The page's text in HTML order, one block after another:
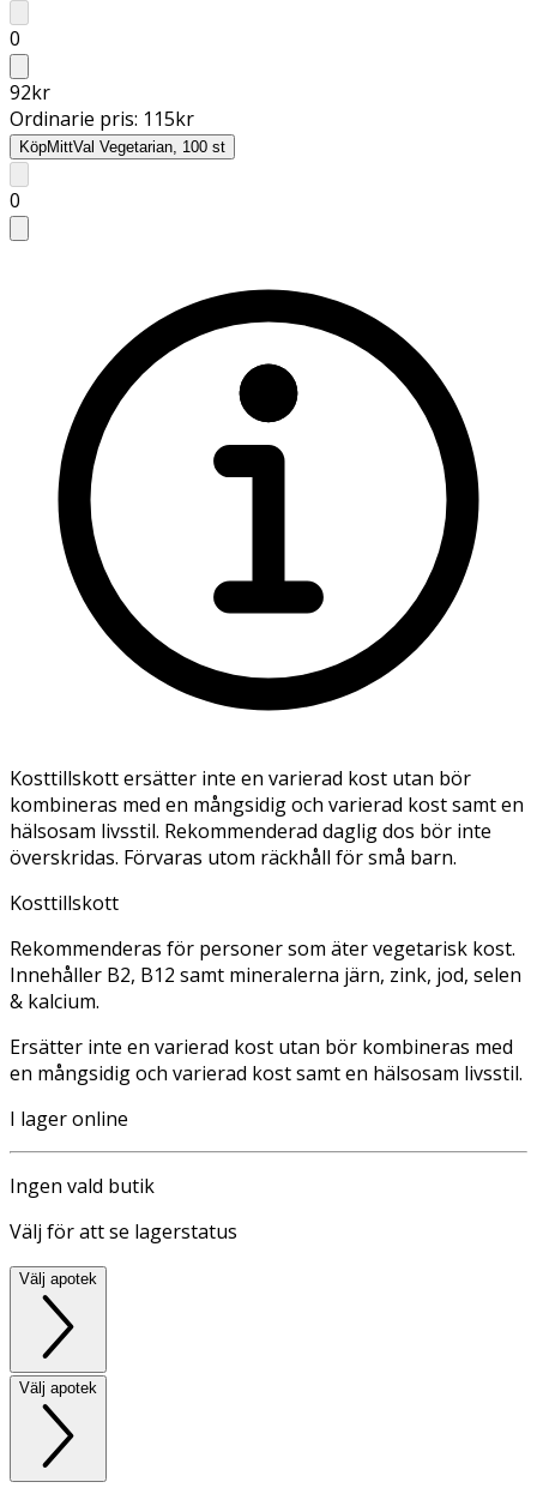
0
92kr
Ordinarie pris: 115kr
KöpMittVal Vegetarian, 100 st
0
Kosttillskott ersätter inte en varierad kost utan bör
kombineras med en mångsidig och varierad kost samt en
hälsosam livsstil. Rekommenderad daglig dos bör inte
överskridas. Förvaras utom räckhåll för små barn.
Kosttillskott
Rekommenderas för personer som äter vegetarisk kost.
Innehåller B2, B12 samt mineralerna järn, zink, jod, selen
& kalcium.
Ersätter inte en varierad kost utan bör kombineras med
en mångsidig och varierad kost samt en hälsosam livsstil.
I lager online
Ingen vald butik
Välj för att se lagerstatus
Välj apotek
Välj apotek